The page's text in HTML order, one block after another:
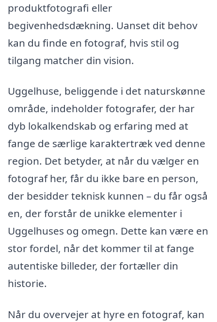
produktfotografi eller
begivenhedsdækning. Uanset dit behov
kan du finde en fotograf, hvis stil og
tilgang matcher din vision.
Uggelhuse, beliggende i det naturskønne
område, indeholder fotografer, der har
dyb lokalkendskab og erfaring med at
fange de særlige karaktertræk ved denne
region. Det betyder, at når du vælger en
fotograf her, får du ikke bare en person,
der besidder teknisk kunnen – du får også
en, der forstår de unikke elementer i
Uggelhuses og omegn. Dette kan være en
stor fordel, når det kommer til at fange
autentiske billeder, der fortæller din
historie.
Når du overvejer at hyre en fotograf, kan